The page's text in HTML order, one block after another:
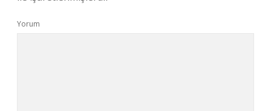
Yorum